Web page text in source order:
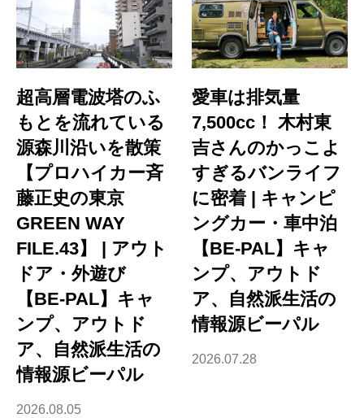
超高層電波塔のふ
もとを流れている
源森川沿いを散策
【プロハイカー斉
藤正史の東京
GREEN WAY
FILE.43】 | アウト
ドア・外遊び
【BE-PAL】キャ
ンプ、アウトド
ア、自然派生活の
情報源ビーパル
2026.08.05
愛車は排気量
7,500cc！ 木村東
吉さんのかっこよ
すぎるバンライフ
に密着 | キャンピ
ングカー・車中泊
【BE-PAL】キャ
ンプ、アウトド
ア、自然派生活の
情報源ビーパル
2026.07.28